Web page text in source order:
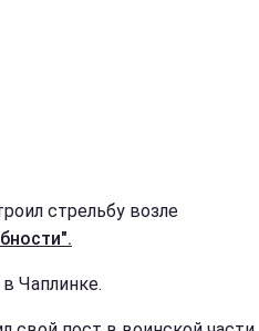
стрельбу возле
Чаплинке.